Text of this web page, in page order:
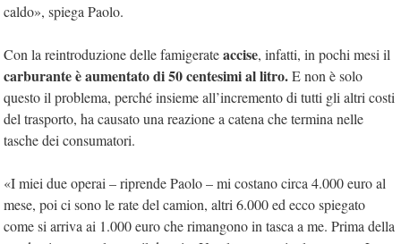
caldo», spiega Paolo.
Con la reintroduzione delle famigerateaccise, infatti, in pochi mesi il
carburante è aumentato di 50 centesimi al litro.E non è solo
questo il problema, perché insieme all’incremento di tutti gli altri costi
del trasporto, ha causato una reazione a catena che termina nelle
tasche dei consumatori.
«I miei due operai – riprende Paolo – mi costano circa 4.000 euro al
mese, poi ci sono le rate del camion, altri 6.000 ed ecco spiegato
come si arriva ai 1.000 euro che rimangono in tasca a me. Prima della